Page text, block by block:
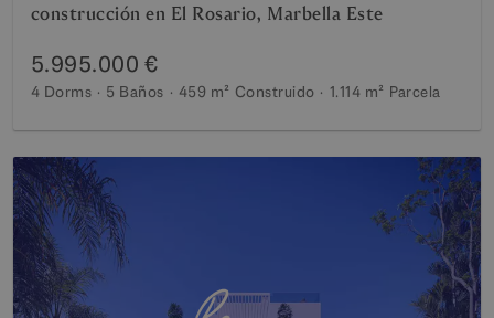
construcción en El Rosario, Marbella Este
5.995.000 €
4 Dorms 5 Baños 459 m² Construido 1.114 m² Parcela